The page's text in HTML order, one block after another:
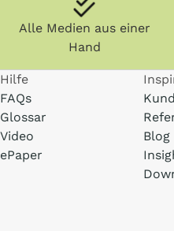
Alle Medien aus einer
Hand
Hilfe
FAQs
Glossar
Video
ePaper
Blog